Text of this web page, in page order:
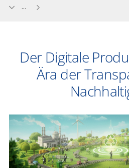
...
Der Digitale
Ära der